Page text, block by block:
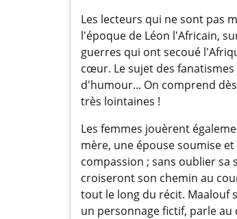
Les lecteurs qui ne sont pas
l'époque de Léon l'Africain,
guerres qui ont secoué
cœur. Le sujet des
d'humour... On comprend
très lointaines !
Les femmes jouèrent
mère, une épouse soumise
compassion ; sans oublier
croiseront son chemin au
tout le long du récit. Maalouf
un personnage fictif, parle au